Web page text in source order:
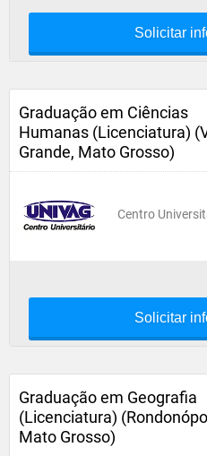
Solicitar
Graduação em Ciências
Humanas (Licenciatura)
Grande, Mato Grosso)
Centro
Solicitar
Graduação em Geografia
(Licenciatura)
Mato Grosso)